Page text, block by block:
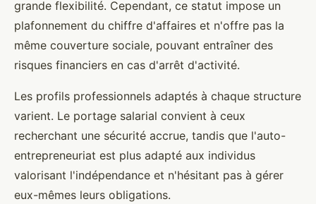
grande flexibilité. Cependant, ce statut impose un
plafonnement du chiffre d'affaires et n'offre pas la
même couverture sociale, pouvant entraîner des
risques financiers en cas d'arrêt d'activité.
Les profils professionnels adaptés à chaque structure
varient. Le portage salarial convient à ceux
recherchant une sécurité accrue, tandis que l'auto-
entrepreneuriat est plus adapté aux individus
valorisant l'indépendance et n'hésitant pas à gérer
eux-mêmes leurs obligations.